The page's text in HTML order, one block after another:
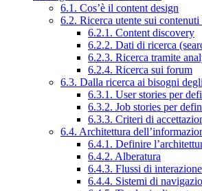
6.1. Cos’è il content design
6.2. Ricerca utente sui
6.2.1. Content discovery
6.2.2. Dati di ricerca
6.2.3. Ricerca tramite
6.2.4. Ricerca sui forum
6.3. Dalla ricerca ai bisogni
6.3.1. User stories per
6.3.2. Job stories per
6.3.3. Criteri di
6.4. Architettura
6.4.1. Definire
6.4.2. Alberatura
6.4.3. Flussi di interazione
6.4.4. Sistemi di